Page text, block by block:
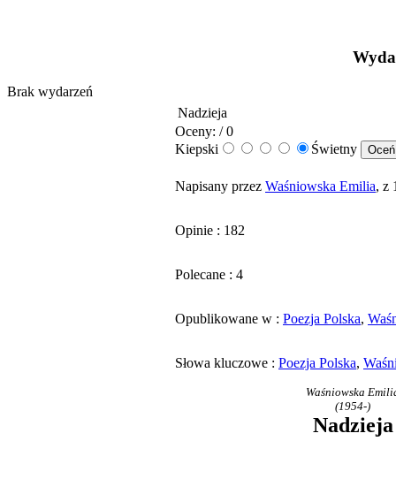
Brak wydarzeń
Nadzieja
Oceny: / 0
Kiepski
Świetny
Napisany przez Waśniowska Emilia, z
Opinie : 182
Polecane : 4
Opublikowane w : Poezja Polska,
Słowa kluczowe : Poezja Polska,
Waśniowska
(1954-)
Nadzieja